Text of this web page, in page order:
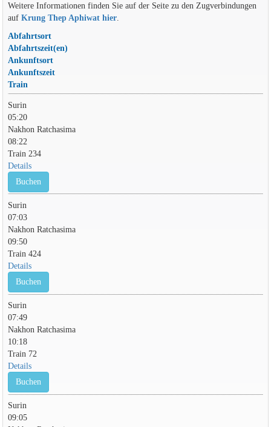
Weitere Informationen finden Sie auf der Seite zu den Zugverbindungen
auf Krung Thep Aphiwat hier.
Abfahrtsort
Abfahrtszeit(en)
Ankunftsort
Ankunftszeit
Train
Surin
05:20
Nakhon Ratchasima
08:22
Train 234
Details
Buchen
Surin
07:03
Nakhon Ratchasima
09:50
Train 424
Details
Buchen
Surin
07:49
Nakhon Ratchasima
10:18
Train 72
Details
Buchen
Surin
09:05